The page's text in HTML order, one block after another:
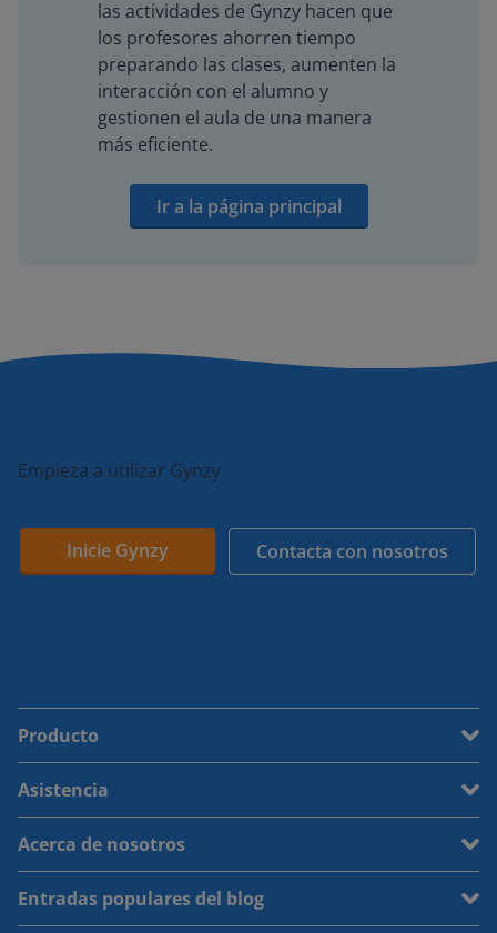
las actividades de Gynzy hacen que
los profesores ahorren tiempo
preparando las clases, aumenten la
interacción con el alumno y
gestionen el aula de una manera
más eficiente.
Ir a la página principal
Empieza a utilizar Gynzy
Inicie Gynzy Contacta con nosotros
Producto
Asistencia
Acerca de nosotros
Entradas populares del blog